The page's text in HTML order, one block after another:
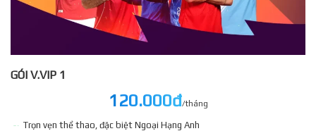
GÓI V.VIP 1
120.000đ/tháng
Trọn vẹn thể thao, đặc biệt Ngoại Hạng Anh